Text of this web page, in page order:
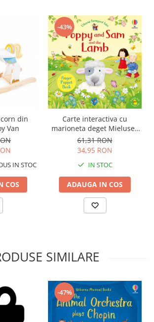
din
Van
IN STOC
COS
-43%
Carte interactiva cu
marioneta deget Mielusel,
"Poppy and Sam and the
Lamb", Usborne
61,31 RON
34,95 RON
IN STOC
ADAUGA IN COS
SIMILARE
-47%